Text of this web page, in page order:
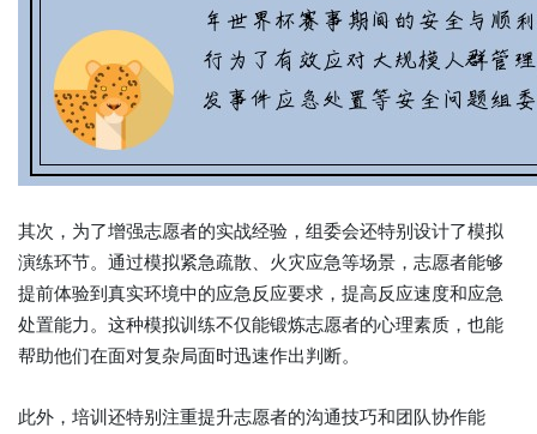
其次，为了增强志愿者的实战经验，组委会还特别设计了模拟
演练环节。通过模拟紧急疏散、火灾应急等场景，志愿者能够
提前体验到真实环境中的应急反应要求，提高反应速度和应急
处置能力。这种模拟训练不仅能锻炼志愿者的心理素质，也能
帮助他们在面对复杂局面时迅速作出判断。
此外，培训还特别注重提升志愿者的沟通技巧和团队协作能